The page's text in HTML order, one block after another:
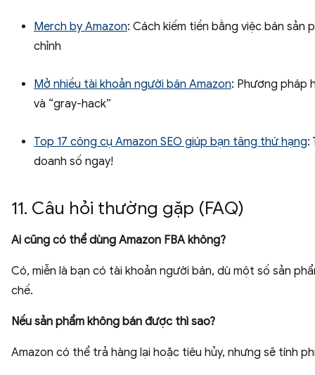
Merch by Amazon: Cách kiếm tiền bằng việc bán sản
chỉnh
Mở nhiều tài khoản người bán Amazon: Phương pháp
và “gray-hack”
Top 17 công cụ Amazon SEO giúp bạn tăng thứ hạng:
doanh số ngay!
11. Câu hỏi thường gặp (FAQ)
Ai cũng có thể dùng Amazon FBA không?
Có, miễn là bạn có tài khoản người bán, dù một số sản
chế.
Nếu sản phẩm không bán được thì sao?
Amazon có thể trả hàng lại hoặc tiêu hủy, nhưng sẽ tính